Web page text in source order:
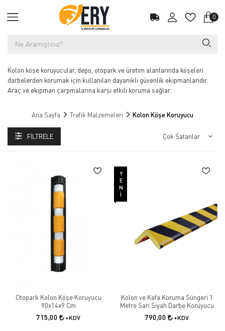
0
Kolon köşe koruyucular, depo, otopark ve üretim alanlarında köşeleri
darbelerden korumak için kullanılan dayanıklı güvenlik ekipmanlarıdır.
Araç ve ekipman çarpmalarına karşı etkili koruma sağlar.
Ana Sayfa Trafik Malzemeleri Kolon Köşe Koruyucu
FILTRELE
Otopark Kolon Köşe Koruyucu
90x14x9 Cm
715,00 +KDV
YENI
Kolon ve Kafa Koruma Süngeri 1
Metre Sarı Siyah Darbe Koruyucu
790,00 +KDV